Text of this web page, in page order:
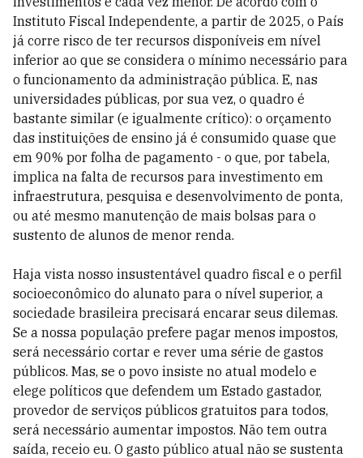
Instituto Fiscal Independente, a partir de 2025, o País
já corre risco de ter recursos disponíveis em nível
inferior ao que se considera o mínimo necessário para
o funcionamento da administração pública. E, nas
universidades públicas, por sua vez, o quadro é
bastante similar (e igualmente crítico): o orçamento
das instituições de ensino já é consumido quase que
em 90% por folha de pagamento - o que, por tabela,
implica na falta de recursos para investimento em
infraestrutura, pesquisa e desenvolvimento de ponta,
ou até mesmo manutenção de mais bolsas para o
sustento de alunos de menor renda.
Haja vista nosso insustentável quadro fiscal e o perfil
socioeconômico do alunato para o nível superior, a
sociedade brasileira precisará encarar seus dilemas.
Se a nossa população prefere pagar menos impostos,
será necessário cortar e rever uma série de gastos
públicos. Mas, se o povo insiste no atual modelo e
elege políticos que defendem um Estado gastador,
provedor de serviços públicos gratuitos para todos,
será necessário aumentar impostos. Não tem outra
saída, receio eu. O gasto público atual não se sustenta